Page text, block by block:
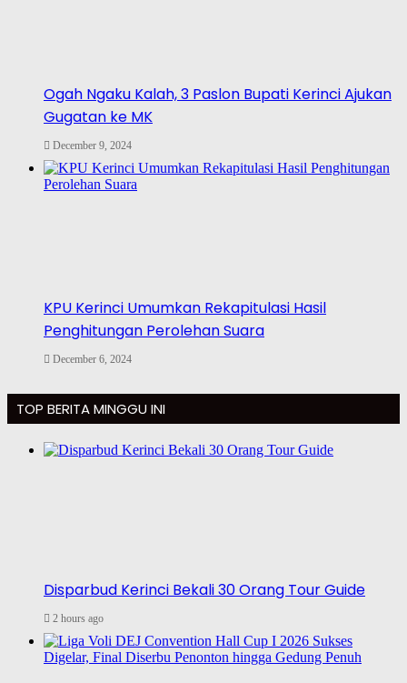
Ogah Ngaku Kalah, 3 Paslon Bupati Kerinci Ajukan
Gugatan ke MK
December 9, 2024
KPU Kerinci Umumkan Rekapitulasi Hasil
Penghitungan Perolehan Suara
December 6, 2024
TOP BERITA MINGGU INI
Disparbud Kerinci Bekali 30 Orang Tour Guide
2 hours ago